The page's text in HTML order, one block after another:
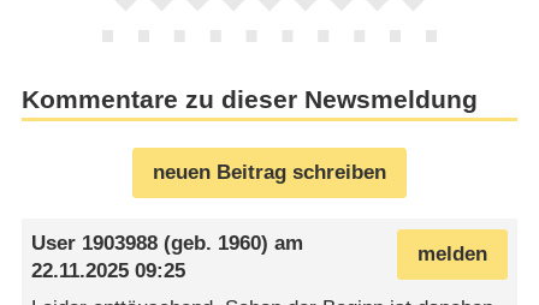
Kommentare zu dieser Newsmeldung
neuen Beitrag schreiben
melden
User 1903988 (geb. 1960) am
22.11.2025 09:25